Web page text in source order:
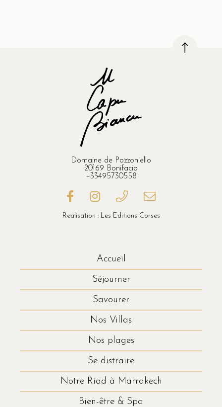
Domaine de Pozzoniello
20169 Bonifacio
+33495730558
Realisation : Les Editions Corses
Accueil
Séjourner
Savourer
Nos Villas
Nos plages
Se distraire
Notre Riad à Marrakech
Bien-être & Spa